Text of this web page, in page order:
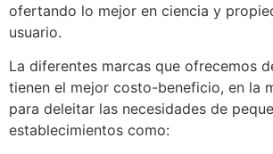
ofertando lo mejor en ciencia y
usuario.
La diferentes marcas que ofrecemos
tienen el mejor costo-beneficio, en la
para deleitar las necesidades de
establecimientos como: